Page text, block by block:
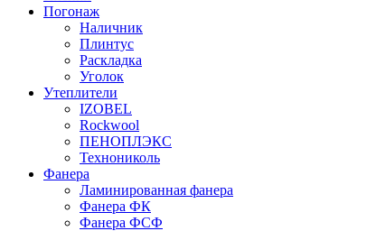
Погонаж
Наличник
Плинтус
Раскладка
Уголок
Утеплители
IZOBEL
Rockwool
ПЕНОПЛЭКС
Технониколь
Фанера
Ламинированная фанера
Фанера ФК
Фанера ФСФ